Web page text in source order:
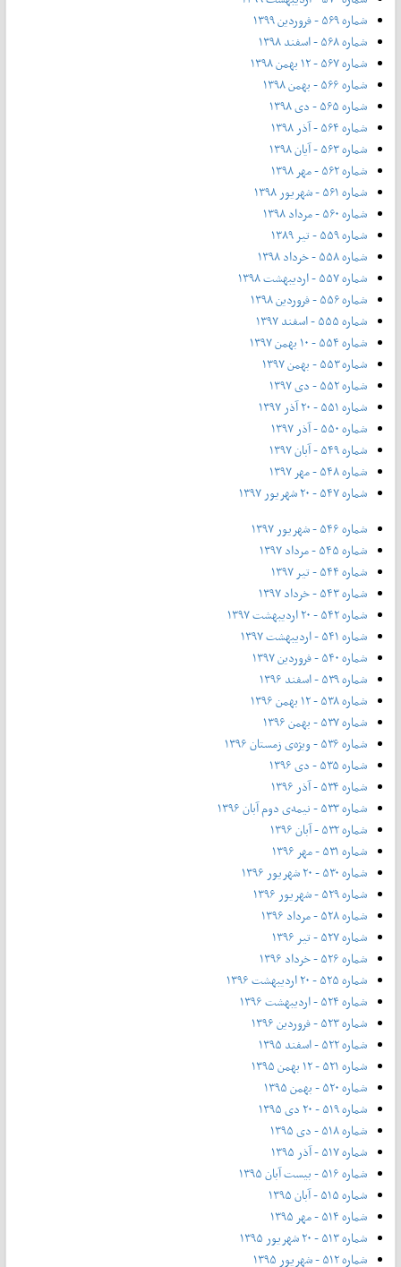
شماره ۵۶۹ - فروردین ۱۳۹۹
شماره ۵۶۸ - اسفند ۱۳۹۸
شماره ۵۶۷ - ۱۲ بهمن ۱۳۹۸
شماره ۵۶۶ - بهمن ۱۳۹۸
شماره ۵۶۵ - دی ۱۳۹۸
شماره ۵۶۴ - آذر ۱۳۹۸
شماره ۵۶۳ - آیان ۱۳۹۸
شماره ۵۶۲ - مهر ۱۳۹۸
شماره ۵۶۱ - شهریور ۱۳۹۸
شماره ۵۶۰ - مرداد ۱۳۹۸
شماره ۵۵۹ - تیر ۱۳۸۹
شماره ۵۵۸ - خرداد ۱۳۹۸
شماره ۵۵۷ - اردیبهشت ۱۳۹۸
شماره ۵۵۶ - فروردین ۱۳۹۸
شماره ۵۵۵ - اسفند ۱۳۹۷
شماره ۵۵۴ - ۱۰ بهمن ۱۳۹۷
شماره ۵۵۳ - بهمن ۱۳۹۷
شماره ۵۵۲ - دی ۱۳۹۷
شماره ۵۵۱ - ۲۰ آذر ۱۳۹۷
شماره ۵۵۰ - آذر ۱۳۹۷
شماره ۵۴۹ - آبان ۱۳۹۷
شماره ۵۴۸ - مهر ۱۳۹۷
شماره ۵۴۷ - ۲۰ شهریور ۱۳۹۷
شماره ۵۴۶ - شهریور ۱۳۹۷
شماره ۵۴۵ - مرداد ۱۳۹۷
شماره ۵۴۴ - تیر ۱۳۹۷
شماره ۵۴۳ - خرداد ۱۳۹۷
شماره ۵۴۲ - ۲۰ اردیبهشت ۱۳۹۷
شماره ۵۴۱ - اردیبهشت ۱۳۹۷
شماره ۵۴۰ - فروردین ۱۳۹۷
شماره ۵۳۹ - اسفند ۱۳۹۶
شماره ۵۳۸ - ۱۲ بهمن ۱۳۹۶
شماره ۵۳۷ - بهمن ۱۳۹۶
شماره ۵۳۶ - ویژه‌ی زمستان ۱۳۹۶
شماره ۵۳۵ - دی ۱۳۹۶
شماره ۵۳۴ - آذر ۱۳۹۶
شماره ۵۳۳ - نیمه‌ی دوم آبان ۱۳۹۶
شماره ۵۳۲ - آبان ۱۳۹۶
شماره ۵۳۱ - مهر ۱۳۹۶
شماره ۵۳۰ - ۲۰ شهریور ۱۳۹۶
شماره ۵۲۹ - شهریور ۱۳۹۶
شماره ۵۲۸ - مرداد ۱۳۹۶
شماره ۵۲۷ - تیر ۱۳۹۶
شماره ۵۲۶ - خرداد ۱۳۹۶
شماره ۵۲۵ - ۲۰ اردیبهشت ۱۳۹۶
شماره ۵۲۴ - اردیبهشت ۱۳۹۶
شماره ۵۲۳ - فروردین ۱۳۹۶
شماره ۵۲۲ - اسفند ۱۳۹۵
شماره ۵۲۱ - ۱۲ بهمن ۱۳۹۵
شماره ۵۲۰ - بهمن ۱۳۹۵
شماره ۵۱۹ - ۲۰ دی ۱۳۹۵
شماره ۵۱۸ - دی ۱۳۹۵
شماره ۵۱۷ - آذر ۱۳۹۵
شماره ۵۱۶ - بیست آبان ۱۳۹۵
شماره ۵۱۵ - آبان ۱۳۹۵
شماره ۵۱۴ - مهر ۱۳۹۵
شماره ۵۱۳ - ۲۰ شهریور ۱۳۹۵
شماره ۵۱۲ - شهریور ۱۳۹۵